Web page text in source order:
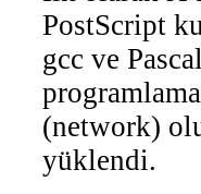
PostScript
gcc ve
(network)
yüklendi.